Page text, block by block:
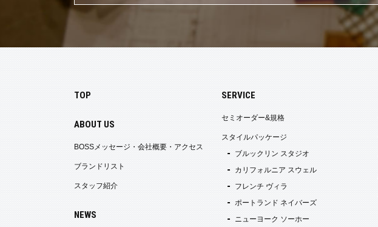
TOP
ABOUT US
BOSSメッセージ・会社概要・アクセス
ブランドリスト
スタッフ紹介
NEWS
SERVICE
セミオーダー&規格
スタイルパッケージ
ブルックリン スタジオ
カリフォルニア スウェル
フレンチ ヴィラ
ポートランド ネイバーズ
ニューヨーク ソーホー